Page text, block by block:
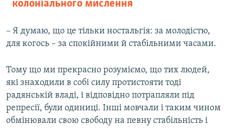
колоніального мислення
– Я думаю, що це тільки ностальгія: за молодістю,
для когось – за спокійними й стабільними часами.
Тому що ми прекрасно розуміємо, що тих людей,
які знаходили в собі силу протистояти тоді
радянській владі, і відповідно потрапляли під
репресії, були одиниці. Інші мовчали і таким чином
обмінювали свою свободу на певну стабільність і